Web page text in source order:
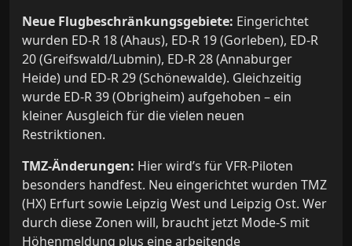
Neue Flugbeschränkungsgebiete: Eingerichtet
wurden ED-R 18 (Ahaus), ED-R 19 (Gorleben), ED-R
20 (Greifswald/Lubmin), ED-R 28 (Annaburger
Heide) und ED-R 29 (Schönewalde). Gleichzeitig
wurde ED-R 39 (Obrigheim) aufgehoben – ein
kleiner Ausgleich für die vielen neuen
Restriktionen.
TMZ-Änderungen: Hier wird’s für VFR-Piloten
besonders handfest. Neu eingerichtet wurden TMZ
(HX) Erfurt sowie Leipzig West und Leipzig Ost. Wer
durch diese Zonen will, braucht jetzt Mode-S mit
Höhenmeldung plus eine arbeitende